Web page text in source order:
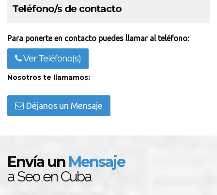
Teléfono/s de contacto
Para ponerte en contacto puedes llamar al teléfono:
Ver Teléfono(s)
Nosotros te llamamos:
Déjanos un Mensaje
Envía un Mensaje
a Seo en Cuba